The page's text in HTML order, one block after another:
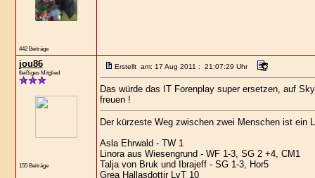
442 Beiträge
jou86
fleißiges Mitglied
155 Beiträge
Erstellt am: 17 Aug 2011 : 21:07:29 Uhr
Das würde das IT Forenplay super ersetzen, auf
freuen !
Der kürzeste Weg zwischen zwei Menschen ist ein
Asla Ehrwald - TW 1
Linora aus Wiesengrund - WF 1-3, SG 2 +4, CM1
Talja von Bruk und Ibrajeff - SG 1-3, Hor5
Grea Hallasdottir LvT 10